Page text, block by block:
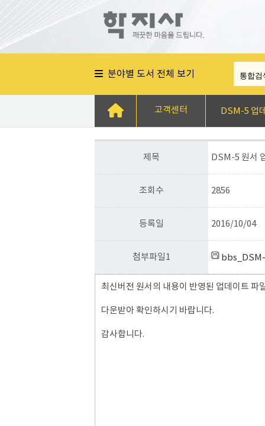
분야별 도서 전체 보기
고객센터 DSM-5 업
제목 DSM-5 원서
조회수 2856
등록일 2016/10/04
첨부파일1
최신버전 원서의 내용이 반영된 업데이트 파
다운받아 확인하시기 바랍니다.
감사합니다.